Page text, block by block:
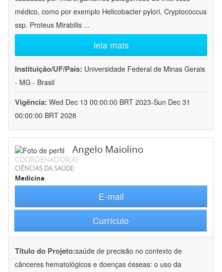
médico, como por exemplo Helicobacter pylori, Cryptococcus
ssp. Proteus Mirabilis ...
leia mais
Instituição/UF/País: Universidade Federal de Minas Gerais
- MG - Brasil
Vigência: Wed Dec 13 00:00:00 BRT 2023-Sun Dec 31
00:00:00 BRT 2028
Angelo Maiolino
COORDENADOR(A)
CIÊNCIAS DA SAÚDE
Medicina
E-mail
Currículo
Título do Projeto:saúde de precisão no contexto de
cânceres hematológicos e doenças ósseas: o uso da